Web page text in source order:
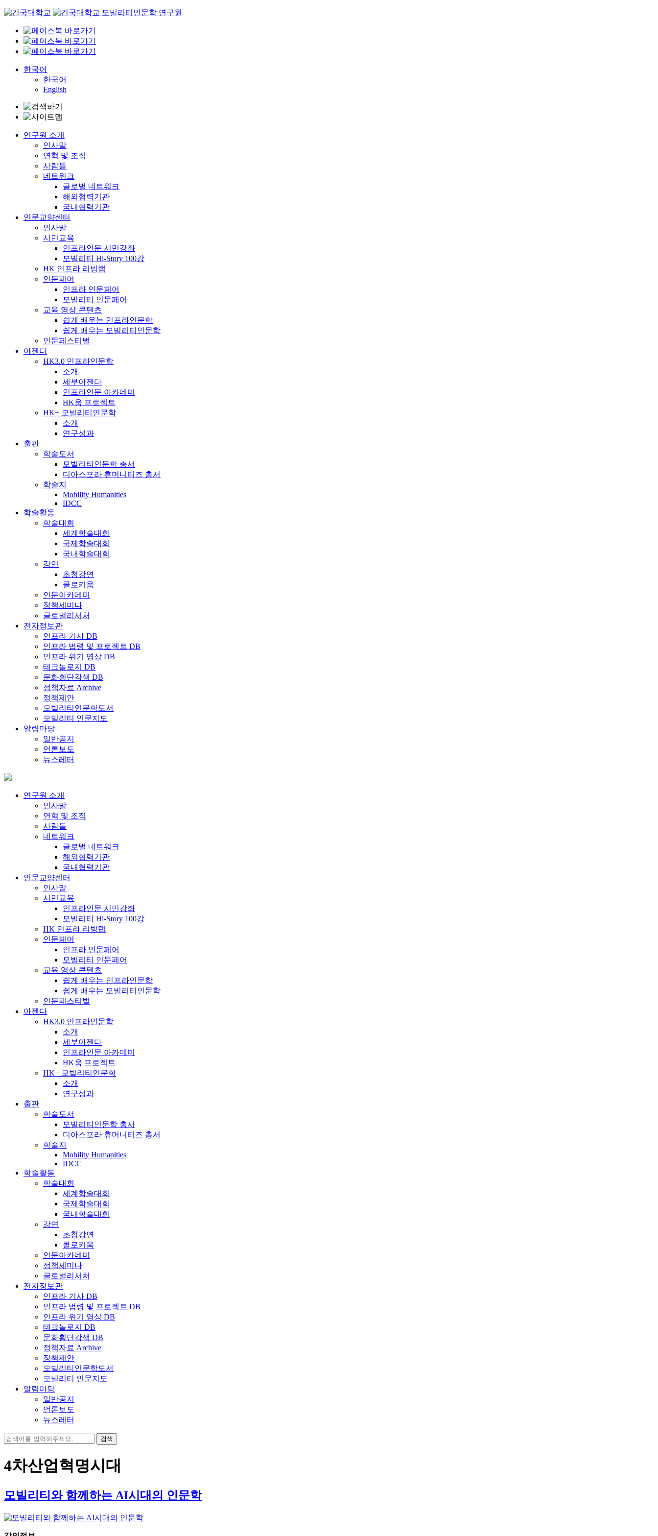
Skip
content
한국어
한국어
English
연구원 소개
인사말
연혁 및 조직
사람들
네트워크
글로벌 네트워크
해외협력기관
국내협력기관
인문교양센터
인사말
시민교육
인프라인문 시민강좌
모빌리티 Hi-Story 100강
HK 인프라 리빙랩
인문페어
인프라 인문페어
모빌리티 인문페어
교육 영상 콘텐츠
쉽게 배우는 인프라인문학
쉽게 배우는 모빌리티인문학
인문페스티벌
아젠다
HK3.0 인프라인문학
소개
세부아젠다
인프라인문 아카데미
HK움 프로젝트
HK+ 모빌리티인문학
소개
연구성과
출판
학술도서
모빌리티인문학 총서
디아스포라 휴머니티즈 총서
학술지
Mobility Humanities
IDCC
학술활동
학술대회
세계학술대회
국제학술대회
국내학술대회
강연
초청강연
콜로키움
인문아카데미
정책세미나
글로벌리서처
전자정보관
인프라 기사 DB
인프라 법령 및 프로젝트 DB
인프라 위기 영상 DB
테크놀로지 DB
문화횡단각색 DB
정책자료 Archive
정책제안
모빌리티인문학도서
모빌리티 인문지도
알림마당
일반공지
언론보도
뉴스레터
연구원 소개
인사말
연혁 및 조직
사람들
네트워크
글로벌 네트워크
해외협력기관
국내협력기관
인문교양센터
인사말
시민교육
인프라인문 시민강좌
모빌리티 Hi-Story 100강
HK 인프라 리빙랩
인문페어
인프라 인문페어
모빌리티 인문페어
교육 영상 콘텐츠
쉽게 배우는 인프라인문학
쉽게 배우는 모빌리티인문학
인문페스티벌
아젠다
HK3.0 인프라인문학
소개
세부아젠다
인프라인문 아카데미
HK움 프로젝트
HK+ 모빌리티인문학
소개
연구성과
출판
학술도서
모빌리티인문학 총서
디아스포라 휴머니티즈 총서
학술지
Mobility Humanities
IDCC
학술활동
학술대회
세계학술대회
국제학술대회
국내학술대회
강연
초청강연
콜로키움
인문아카데미
정책세미나
글로벌리서처
전자정보관
인프라 기사 DB
인프라 법령 및 프로젝트 DB
인프라 위기 영상 DB
테크놀로지 DB
문화횡단각색 DB
정책자료 Archive
정책제안
모빌리티인문학도서
모빌리티 인문지도
알림마당
일반공지
언론보도
뉴스레터
검
4차산업혁명시대
모빌리티와 함께하는 AI시대의 인문학